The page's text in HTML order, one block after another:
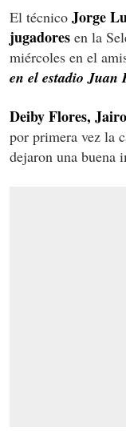
El técnico Jorge
jugadores en la
miércoles en el
en el estadio Juan
Deiby Flores,
por primera vez la
dejaron una buena